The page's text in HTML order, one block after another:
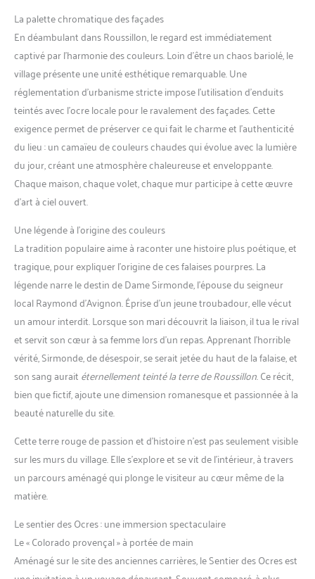
La palette chromatique des façades
En déambulant dans Roussillon, le regard est immédiatement
captivé par l’harmonie des couleurs. Loin d’être un chaos bariolé, le
village présente une unité esthétique remarquable. Une
réglementation d’urbanisme stricte impose l’utilisation d’enduits
teintés avec l’ocre locale pour le ravalement des façades. Cette
exigence permet de préserver ce qui fait le charme et l’authenticité
du lieu : un camaïeu de couleurs chaudes qui évolue avec la lumière
du jour, créant une atmosphère chaleureuse et enveloppante.
Chaque maison, chaque volet, chaque mur participe à cette œuvre
d’art à ciel ouvert.
Une légende à l’origine des couleurs
La tradition populaire aime à raconter une histoire plus poétique, et
tragique, pour expliquer l’origine de ces falaises pourpres. La
légende narre le destin de Dame Sirmonde, l’épouse du seigneur
local Raymond d’Avignon. Éprise d’un jeune troubadour, elle vécut
un amour interdit. Lorsque son mari découvrit la liaison, il tua le rival
et servit son cœur à sa femme lors d’un repas. Apprenant l’horrible
vérité, Sirmonde, de désespoir, se serait jetée du haut de la falaise, et
son sang aurait éternellement teinté la terre de Roussillon. Ce récit,
bien que fictif, ajoute une dimension romanesque et passionnée à la
beauté naturelle du site.
Cette terre rouge de passion et d’histoire n’est pas seulement visible
sur les murs du village. Elle s’explore et se vit de l’intérieur, à travers
un parcours aménagé qui plonge le visiteur au cœur même de la
matière.
Le sentier des Ocres : une immersion spectaculaire
Le « Colorado provençal » à portée de main
Aménagé sur le site des anciennes carrières, le Sentier des Ocres est